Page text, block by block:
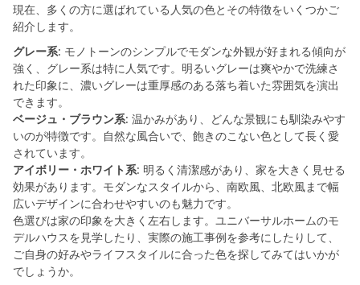
企業情報
お問い合わせ
現在、多くの方に選ばれている人気の色とその特徴をいくつかご
紹介します。
グレー系: モノトーンのシンプルでモダンな外観が好まれる傾向が
強く、グレー系は特に人気です。明るいグレーは爽やかで洗練さ
れた印象に、濃いグレーは重厚感のある落ち着いた雰囲気を演出
できます。
ベージュ・ブラウン系: 温かみがあり、どんな景観にも馴染みやす
いのが特徴です。自然な風合いで、飽きのこない色として長く愛
されています。
アイボリー・ホワイト系: 明るく清潔感があり、家を大きく見せる
効果があります。モダンなスタイルから、南欧風、北欧風まで幅
広いデザインに合わせやすいのも魅力です。
色選びは家の印象を大きく左右します。ユニバーサルホームのモ
デルハウスを見学したり、実際の施工事例を参考にしたりして、
ご自身の好みやライフスタイルに合った色を探してみてはいかが
でしょうか。